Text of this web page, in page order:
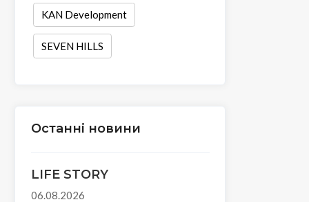
KAN Development
SEVEN HILLS
Останні новини
LIFE STORY
06.08.2026